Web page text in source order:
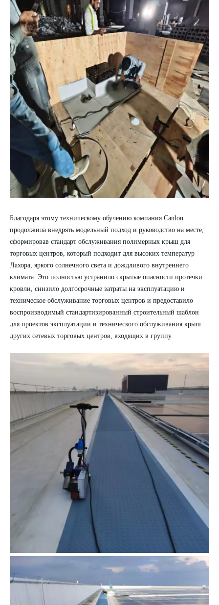
Благодаря этому техническому обучению компания Canlon
продолжила внедрять модельный подход и руководство на месте,
сформировав стандарт обслуживания полимерных крыш для
торговых центров, который подходит для высоких температур
Лахора, яркого солнечного света и дождливого внутреннего
климата. Это полностью устранило скрытые опасности протечки
кровли, снизило долгосрочные затраты на эксплуатацию и
техническое обслуживание торговых центров и предоставило
воспроизводимый стандартизированный строительный шаблон
для проектов эксплуатации и технического обслуживания крыш
других сетевых торговых центров, входящих в группу.